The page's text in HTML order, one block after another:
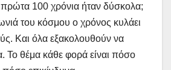
πρώτα 100 χρόνια ήταν δύσκολα;
του κόσμου ο χρόνος κυλάει
Και όλα εξακολουθούν να
Το θέμα κάθε φορά είναι πόσο